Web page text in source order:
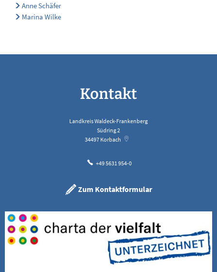
Anne Schäfer
Marina Wilke
Kontakt
Landkreis Waldeck-Frankenberg
Südring 2
34497 Korbach
+49 5631 954-0
Zum Kontaktformular